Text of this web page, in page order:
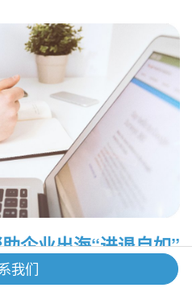
企业出海“进退自如”
我们